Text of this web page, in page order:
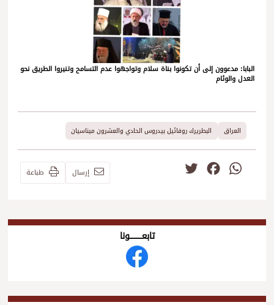
البابا: مدعوون إلى أن تكونوا بناة سلام وتواجهوا عدم التسامح وتنيروا الطريق نحو
العدل والوئام
العراق البطريرك روفائيل بيدروس الحادي والعشرون ميناسيان
WhatsApp
Facebook إرسال طباعة
تابعــــــــــونا